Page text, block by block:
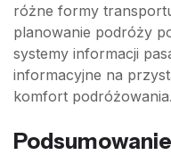
różne formy
planowanie podróży
systemy informacji
informacyjne na
komfort podróżowania.
Podsumowanie